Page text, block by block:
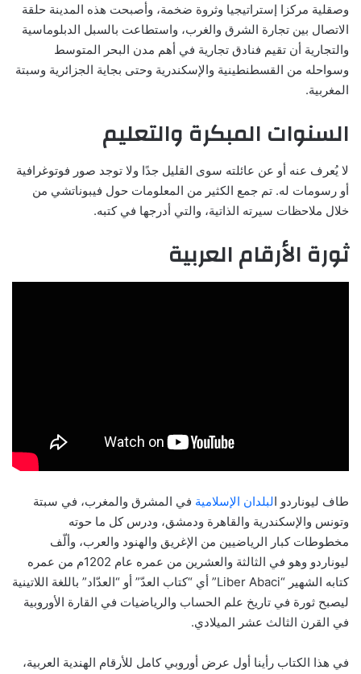
وصقلية مركزا إستراتيجيا وثروة ضخمة، وأصبحت هذه المدينة حلقة
الاتصال بين تجارة الشرق والغرب، واستطاعت بالسبل الدبلوماسية
والتجارية أن تقيم فنادق تجارية في أهم مدن البحر المتوسط
وسواحله من القسطنطينية والإسكندرية وحتى بجاية الجزائرية وسبتة
المغربية.
السنوات المبكرة والتعليم
لا يُعرف عنه أو عن عائلته سوى القليل جدًا ولا توجد صور فوتوغرافية
أو رسومات له. تم جمع الكثير من المعلومات حول فيبوناتشي من
خلال ملاحظات سيرته الذاتية، والتي أدرجها في كتبه.
ثورة الأرقام العربية
طاف ليوناردو البلدان الإسلامية في المشرق والمغرب، في سبتة
وتونس والإسكندرية والقاهرة ودمشق، ودرس كل ما حوته
مخطوطات كبار الرياضيين من الإغريق والهنود والعرب، وألّف
ليوناردو وهو في الثالثة والعشرين من عمره عام 1202م من عمره
كتابه الشهير “Liber Abaci” أي “كتاب العدّ” أو “العدّاد” باللغة اللاتينية
ليصبح ثورة في تاريخ علم الحساب والرياضيات في القارة الأوروبية
في القرن الثالث عشر الميلادي.
في هذا الكتاب رأينا أول عرض أوروبي كامل للأرقام الهندية العربية،